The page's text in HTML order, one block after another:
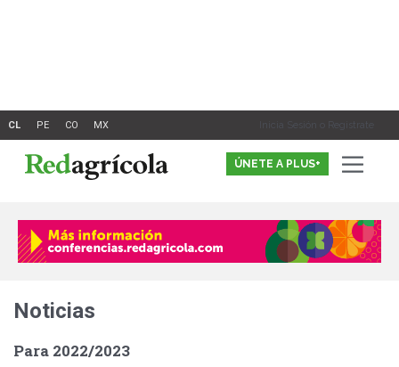
Inicia Sesión o Registrate
ÚNETE A PLUS+
Noticias
Para 2022/2023